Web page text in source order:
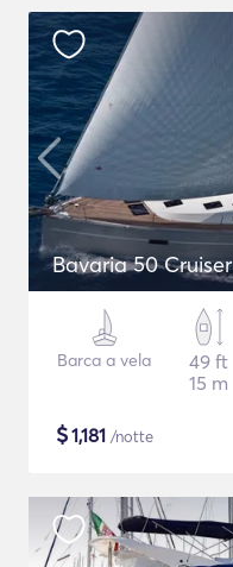
Bavaria 50 Cruiser
Barca a vela
49 ft
15 m
$1,181 /notte